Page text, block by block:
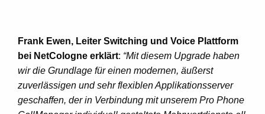
Frank Ewen, Leiter Switching und Voice Plattform
bei NetCologne erklärt: “Mit diesem Upgrade haben
wir die Grundlage für einen modernen, äußerst
zuverlässigen und sehr flexiblen Applikationsserver
geschaffen, der in Verbindung mit unserem Pro Phone